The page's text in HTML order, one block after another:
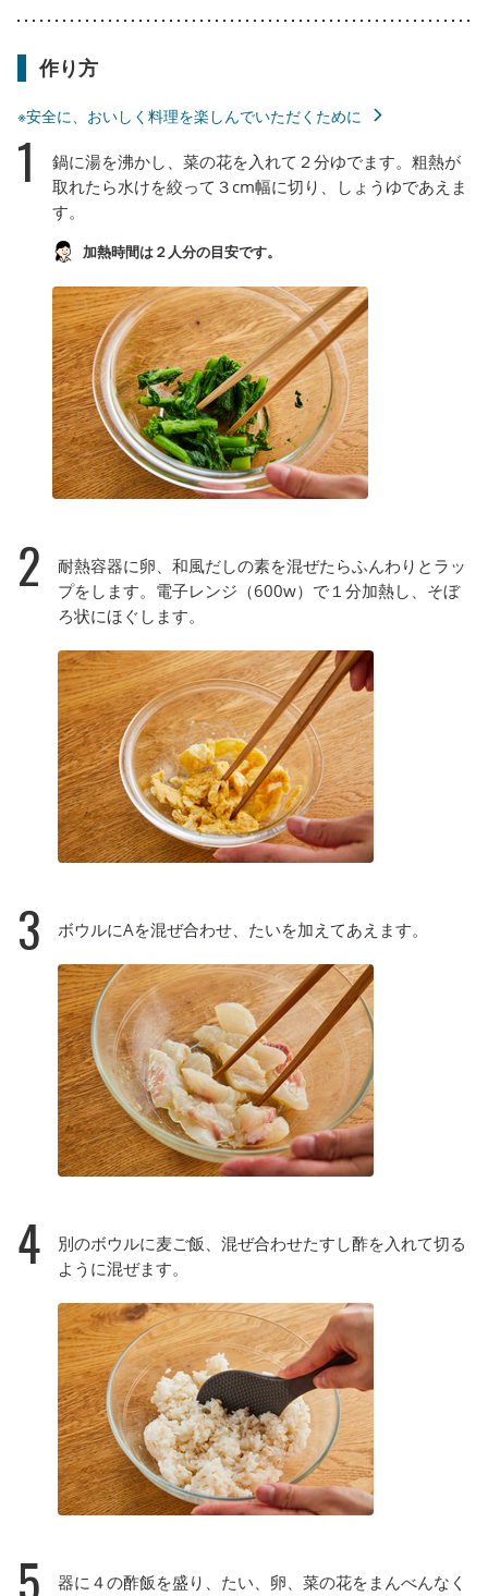
作り方
※安全に、おいしく料理を楽しんでいただくために
1
鍋に湯を沸かし、菜の花を入れて２分ゆでます。粗熱が
取れたら水けを絞って３cm幅に切り、しょうゆであえま
す。
加熱時間は２人分の目安です。
2
耐熱容器に卵、和風だしの素を混ぜたらふんわりとラッ
プをします。電子レンジ（600w）で１分加熱し、そぼ
ろ状にほぐします。
3 ボウルにAを混ぜ合わせ、たいを加えてあえます。
4
別のボウルに麦ご飯、混ぜ合わせたすし酢を入れて切る
ように混ぜます。
5
器に４の酢飯を盛り、たい、卵、菜の花をまんべんなく